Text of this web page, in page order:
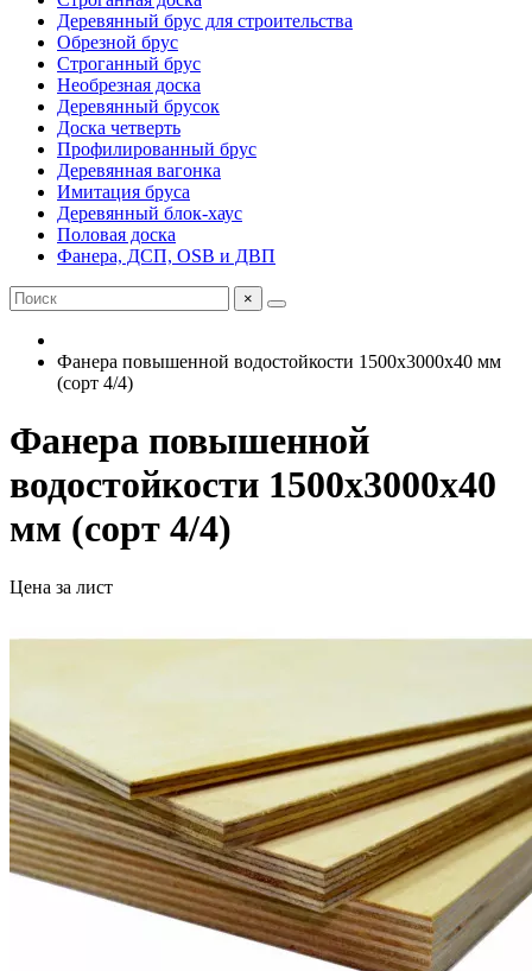
Деревянный брус для строительства
Обрезной брус
Строганный брус
Необрезная доска
Деревянный брусок
Доска четверть
Профилированный брус
Деревянная вагонка
Имитация бруса
Деревянный блок-хаус
Половая доска
Фанера, ДСП, OSB и ДВП
×
Фанера повышенной водостойкости 1500х3000х40 мм
(сорт 4/4)
Фанера повышенной
водостойкости 1500х3000х40
мм (сорт 4/4)
Цена за лист